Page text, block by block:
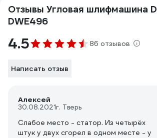
Отзывы Угловая шлифмашина
DWE496
4.5 86 отзывов
Написать отзыв
Алексей
30.08.2021г. Тверь
Слабое место - статор. Из четырёх
штук у двух сгорел в одном месте - у